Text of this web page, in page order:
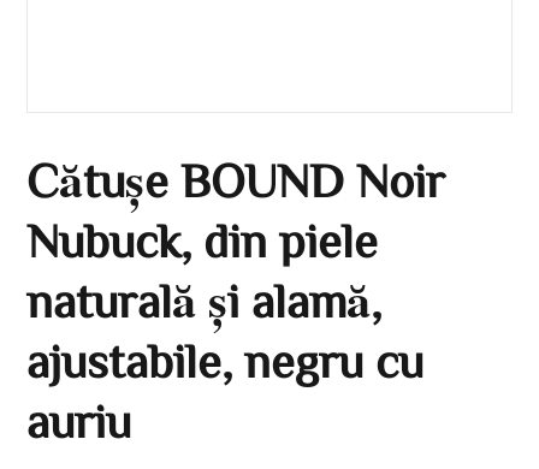
Cătușe BOUND Noir
Nubuck, din piele
naturală și alamă,
ajustabile, negru cu
auriu